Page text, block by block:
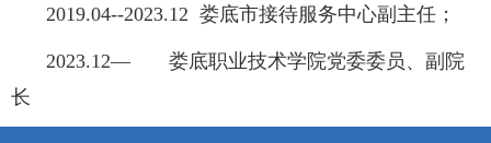
2019.04--2023.12 娄底市接待服务中心副主任；
2023.12— 娄底职业技术学院党委委员、副院
长